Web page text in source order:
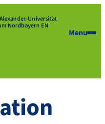
Universität
Nordbayern EN
Menu